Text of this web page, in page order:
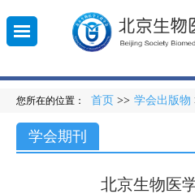
您所在的位置： 首页 >> 学会出版物
学会期刊
北京生物医